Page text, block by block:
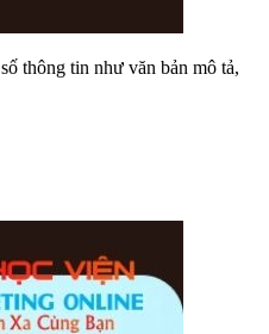
thông tin như văn bản mô tả,